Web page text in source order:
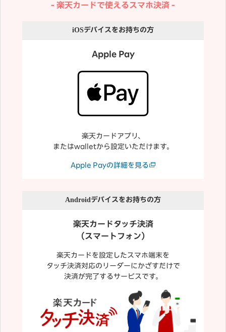
楽天カードで使えるスマホ決済
iOSデバイスをお持ちの方
Apple Pay
楽天カードアプリ、
またはwalletから設定いただけます。
Apple Payの詳細を見る
Androidデバイスをお持ちの方
楽天カードタッチ決済
（スマートフォン）
楽天カードを設定したスマホ端末を
タッチ決済対応のリーダーにかざすだけで
決済が完了するサービスです。